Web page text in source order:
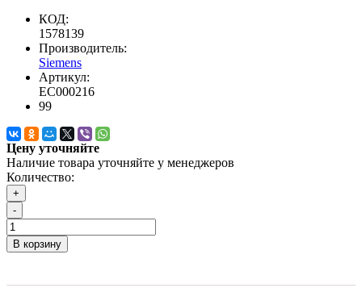
КОД:
1578139
Производитель:
Siemens
Артикул:
EC000216
99
Цену уточняйте
Наличие товара уточняйте у менеджеров
Количество:
+
-
В корзину